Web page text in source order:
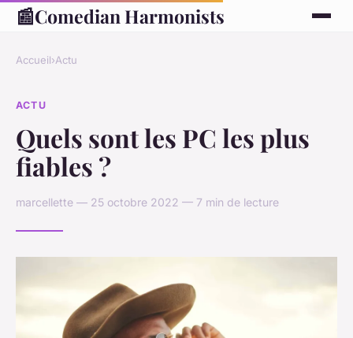
📰Comedian Harmonists
Accueil›Actu
ACTU
Quels sont les PC les plus
fiables ?
marcellette — 25 octobre 2022 — 7 min de lecture